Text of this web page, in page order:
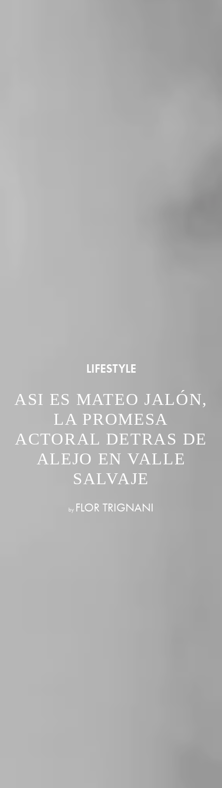
LIFESTYLE
ASI ES MATEO JALÓN,
LA PROMESA
ACTORAL DETRAS DE
ALEJO EN VALLE
SALVAJE
by FLOR TRIGNANI